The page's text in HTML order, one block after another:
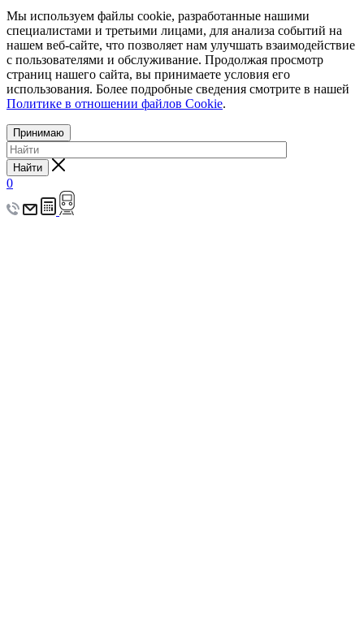
Мы используем файлы cookie, разработанные нашими
специалистами и третьими лицами, для анализа событий на
нашем веб-сайте, что позволяет нам улучшать взаимодействие
с пользователями и обслуживание. Продолжая просмотр
страниц нашего сайта, вы принимаете условия его
использования. Более подробные сведения смотрите в нашей
Политике в отношении файлов Cookie.
Принимаю
Найти
0